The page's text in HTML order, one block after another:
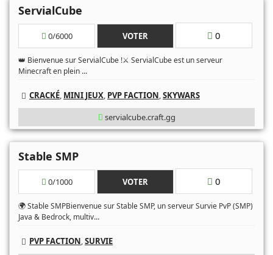
ServialCube
0/6000 VOTER 0
👑 Bienvenue sur ServialCube !⚔️ ServialCube est un serveur
Minecraft en plein ...
CRACKÉ, MINI JEUX, PVP FACTION,SKYWARS
servialcube.craft.gg
Stable SMP
0/1000 VOTER 0
🌍 Stable SMPBienvenue sur Stable SMP, un serveur Survie PvP (SMP)
Java & Bedrock, multiv...
PVP FACTION,SURVIE